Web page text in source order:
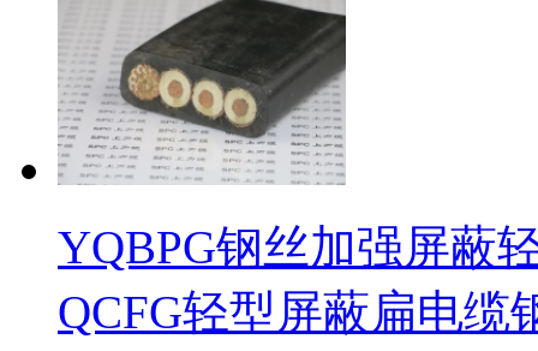
YQBPG钢丝加强屏蔽
QCFG轻型屏蔽扁电缆